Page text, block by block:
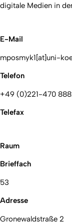
digitale Medien in
E-Mail
mposmyk1[at]uni-
Telefon
+49 (0)221-470
Telefax
Raum
Brieffach
53
Adresse
Gronewaldstraße 2